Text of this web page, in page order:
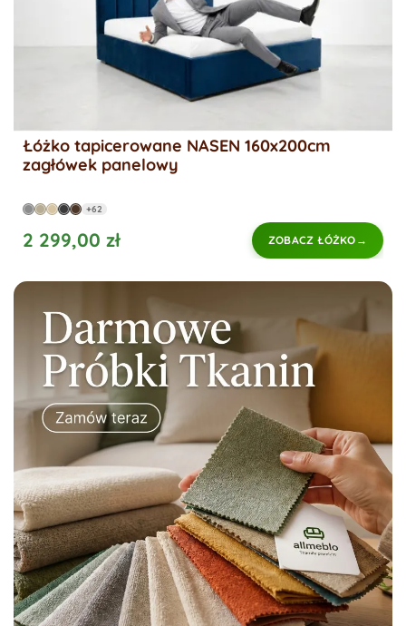
Łóżko tapicerowane NASEN 160x200cm
zagłówek panelowy
+62
2 299,00 zł ZOBACZ ŁÓŻKO